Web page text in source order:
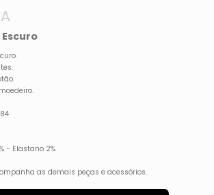
- Elastano 2%
as demais peças e acessórios.